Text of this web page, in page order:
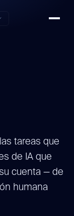
tareas que
de IA que
cuenta — de
humana